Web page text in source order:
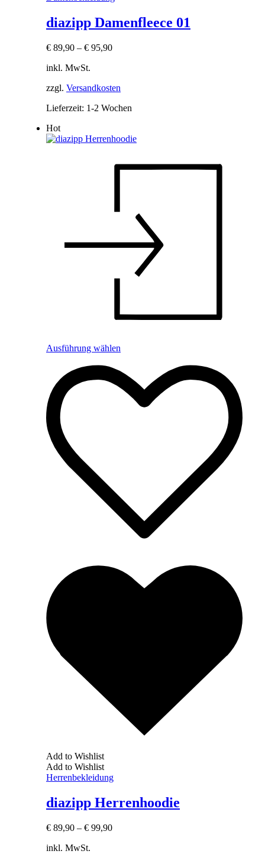
diazipp Damenfleece 01
€ 89,90 – € 95,90
inkl. MwSt.
zzgl. Versandkosten
Lieferzeit: 1-2 Wochen
Hot
Ausführung wählen
Add to Wishlist
Add to Wishlist
Herrenbekleidung
diazipp Herrenhoodie
€ 89,90 – € 99,90
inkl. MwSt.